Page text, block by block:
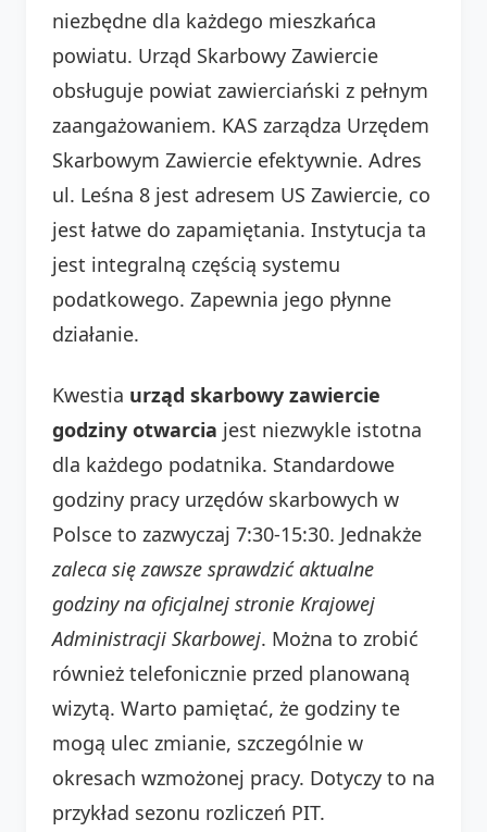
niezbędne dla każdego mieszkańca
powiatu. Urząd Skarbowy Zawiercie
obsługuje powiat zawierciański z pełnym
zaangażowaniem. KAS zarządza Urzędem
Skarbowym Zawiercie efektywnie. Adres
ul. Leśna 8 jest adresem US Zawiercie, co
jest łatwe do zapamiętania. Instytucja ta
jest integralną częścią systemu
podatkowego. Zapewnia jego płynne
działanie.
Kwestia urząd skarbowy zawiercie
godziny otwarcia jest niezwykle istotna
dla każdego podatnika. Standardowe
godziny pracy urzędów skarbowych w
Polsce to zazwyczaj 7:30-15:30. Jednakże
zaleca się zawsze sprawdzić aktualne
godziny na oficjalnej stronie Krajowej
Administracji Skarbowej. Można to zrobić
również telefonicznie przed planowaną
wizytą. Warto pamiętać, że godziny te
mogą ulec zmianie, szczególnie w
okresach wzmożonej pracy. Dotyczy to na
przykład sezonu rozliczeń PIT.